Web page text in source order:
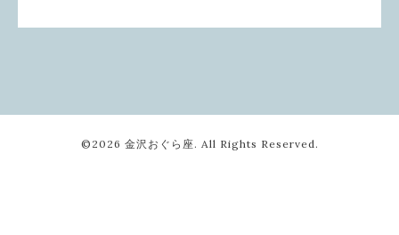
©2026 金沢おぐら座. All Rights Reserved.